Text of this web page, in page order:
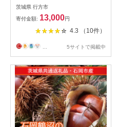
次発送】石岡鶴沼の生栗
1kg（茨城県共通返礼品・石
岡市産）｜茨城県 行方市 栗
生栗 秋 旬 無農薬(ER-1-1)
茨城県 行方市
寄付金額: 13,000円
4.3 （10件）
5サイトで掲載中